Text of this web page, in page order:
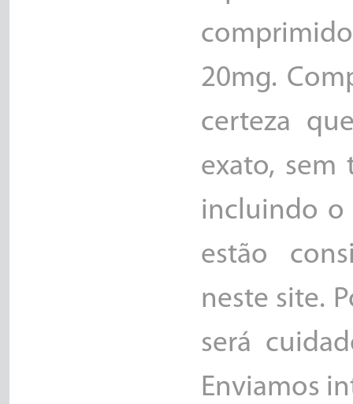
20mg.
certeza
exato, sem
incluindo o
estão
neste site.
será
Enviamos